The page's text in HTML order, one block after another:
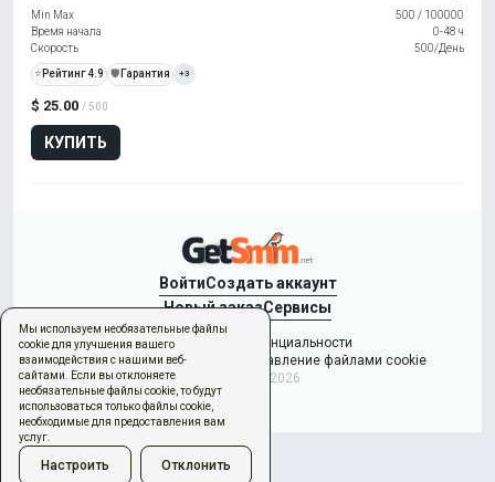
Мы используем необязательные файлы
cookie для улучшения вашего
взаимодействия с нашими веб-
сайтами. Если вы отклоняете
необязательные файлы cookie, то будут
использоваться только файлы cookie,
необходимые для предоставления вам
услуг.
Настроить Отклонить
$ 25.00 / 500
КУПИТЬ
Min Max
500 / 100000
Время начала
0-48 ч
Скорость
500/День
⭐ Рейтинг 4.9 ️🛡️ Гарантия +3
ВойтиСоздать аккаунт
Новый заказСервисы
Политикой конфиденциальности
Условиями использования
Управление файлами cookie
Copyright © 2026